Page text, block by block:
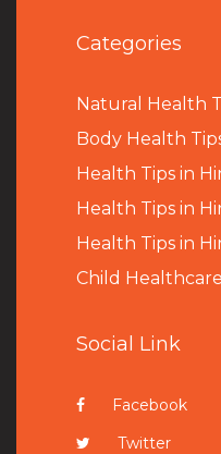
Categories
Natural Health
Body Health
Health Tips in
Health Tips in
Health Tips in
Child
Social Link
Facebook
Twitter